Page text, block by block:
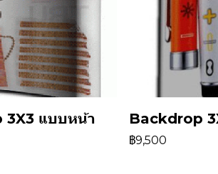
3X3 แบบหน้า
Backdrop
฿9,500